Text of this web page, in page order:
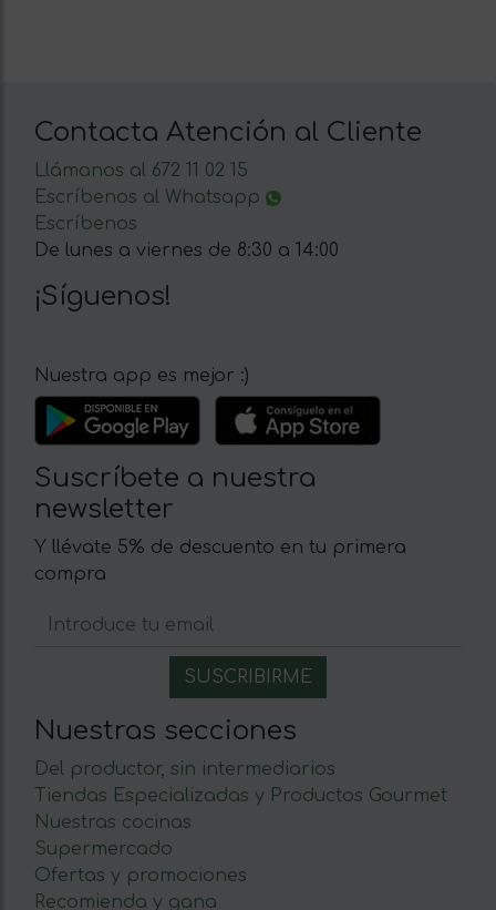
Contacta Atención al Cliente
Llámanos al 672 11 02 15
Escríbenos al Whatsapp
Escríbenos
De lunes a viernes de 8:30 a 14:00
¡Síguenos!
Nuestra app es mejor :)
Suscríbete a nuestra
newsletter
Y llévate 5% de descuento en tu primera
compra
Nuestras secciones
Del productor, sin intermediarios
Tiendas Especializadas y Productos Gourmet
Nuestras cocinas
Supermercado
Ofertas y promociones
Recomienda y gana